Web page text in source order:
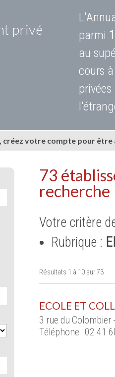
privé
parmi
au
cours
créez votre compte pour
73
recherche
Votre critère
Rubrique :
Résultats 1 à 10 sur 73
ECOLE ET
3 rue du Colombier
Téléphone : 02 41